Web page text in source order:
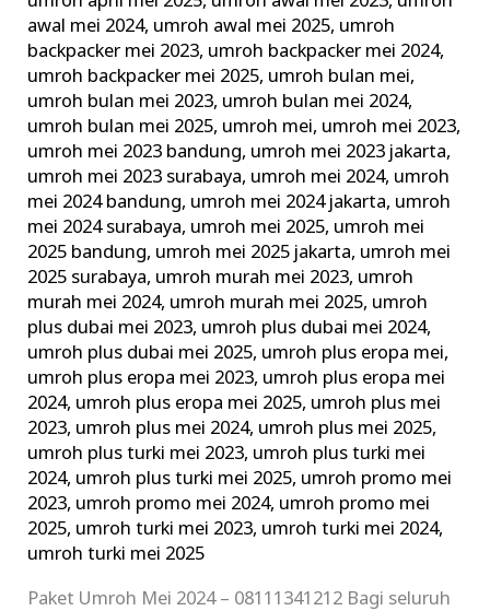
awal mei 2024, umroh awal mei 2025, umroh
backpacker mei 2023, umroh backpacker mei 2024,
umroh backpacker mei 2025, umroh bulan mei,
umroh bulan mei 2023, umroh bulan mei 2024,
umroh bulan mei 2025, umroh mei, umroh mei 2023,
umroh mei 2023 bandung, umroh mei 2023 jakarta,
umroh mei 2023 surabaya, umroh mei 2024, umroh
mei 2024 bandung, umroh mei 2024 jakarta, umroh
mei 2024 surabaya, umroh mei 2025, umroh mei
2025 bandung, umroh mei 2025 jakarta, umroh mei
2025 surabaya, umroh murah mei 2023, umroh
murah mei 2024, umroh murah mei 2025, umroh
plus dubai mei 2023, umroh plus dubai mei 2024,
umroh plus dubai mei 2025, umroh plus eropa mei,
umroh plus eropa mei 2023, umroh plus eropa mei
2024, umroh plus eropa mei 2025, umroh plus mei
2023, umroh plus mei 2024, umroh plus mei 2025,
umroh plus turki mei 2023, umroh plus turki mei
2024, umroh plus turki mei 2025, umroh promo mei
2023, umroh promo mei 2024, umroh promo mei
2025, umroh turki mei 2023, umroh turki mei 2024,
umroh turki mei 2025
Paket Umroh Mei 2024 – 08111341212 Bagi seluruh